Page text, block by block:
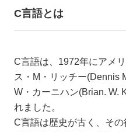
C言語とは
C言語は、1972年にアメ
ス・M・リッチー(Dennis
W・カーニハン(Brian. W.
れました。
C言語は歴史が古く、そ